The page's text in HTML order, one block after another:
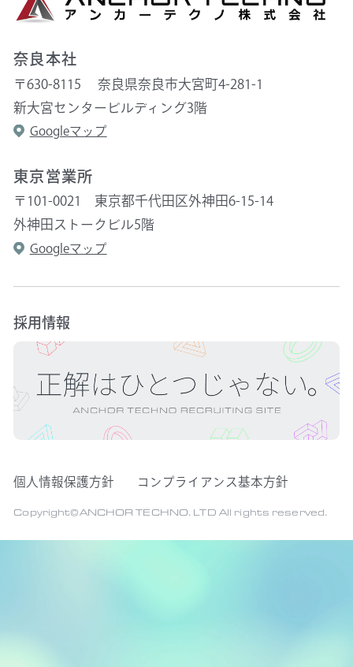
奈良本社
〒630-8115 奈良県奈良市大宮町4-281-1
新大宮センタービルディング3階
Googleマップ
東京営業所
〒101-0021 東京都千代田区外神田6-15-14
外神田ストークビル5階
Googleマップ
採用情報
個人情報保護方針 コンプライアンス基本方針
Copyright©ANCHOR TECHNO. LTD All rights reserved.